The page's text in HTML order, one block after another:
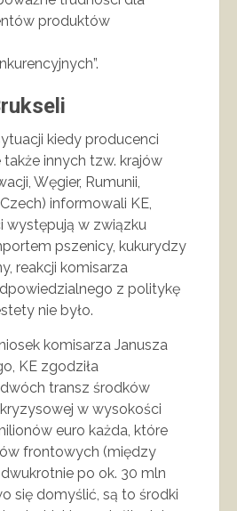
produktów
kiedy producenci
także innych tzw. krajów
Węgier, Rumunii,
informowali KE,
występują w związku
pszenicy, kukurydzy
reakcji komisarza
z politykę
nie było.
komisarza Janusza
KE zgodziła
transz środków
w wysokości
euro każda, które
frontowych (między
po ok. 30 mln
się domyślić, są to środki